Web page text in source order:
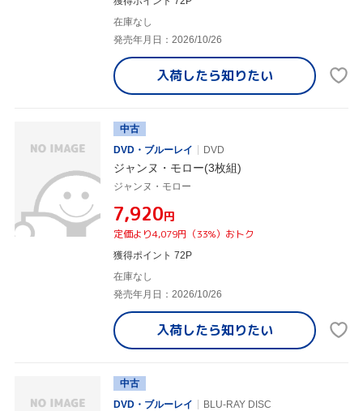
在庫なし
発売年月日：2026/10/26
入荷したら知りたい
中古
DVD・ブルーレイ
DVD
ジャンヌ・モロー(3枚組)
ジャンヌ・モロー
¥7,920円
定価より4,079円（33%）おトク
獲得ポイント 72P
在庫なし
発売年月日：2026/10/26
入荷したら知りたい
中古
DVD・ブルーレイ
BLU-RAY DISC